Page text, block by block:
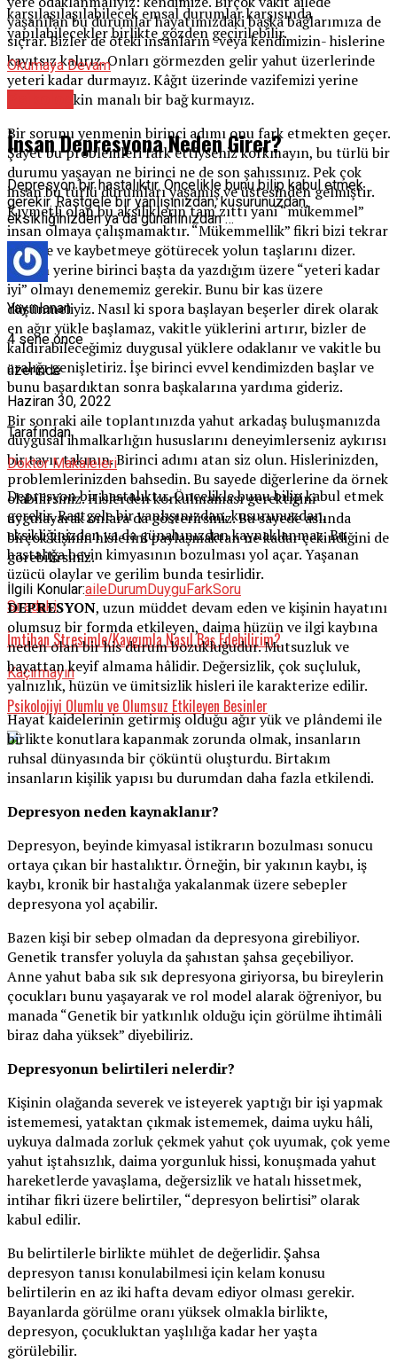
yaşanılan bu durumlar hayatımızdaki başka bağlarımıza de
sıçrar. Bizler de öteki insanların -veya kendimizin- hislerine
kayıtsız kalırız. Onları görmezden gelir yahut üzerlerinde
yeteri kadar durmayız. Kâğıt üzerinde vazifemizi yerine
getiririz lakin manalı bir bağ kurmayız.
Bir sorunu yenmenin birinci adımı onu fark etmekten geçer.
Şayet bu problemleri fark ettiyseniz korkmayın, bu türlü bir
durumu yaşayan ne birinci ne de son şahıssınız. Pek çok
insan bu türlü durumları yaşamış ve üstesinden gelmiştir.
Kıymetli olan bu aksiliklerin tam zıttı yani “mükemmel”
insan olmaya çalışmamaktır. “Mükemmellik” fikri bizi tekrar
aksiliğe ve kaybetmeye götürecek yolun taşlarını dizer.
Bunun yerine birinci başta da yazdığım üzere “yeteri kadar
iyi” olmayı denememiz gerekir. Bunu bir kas üzere
düşünmeliyiz. Nasıl ki spora başlayan beşerler direk olarak
en ağır yükle başlamaz, vakitle yüklerini artırır, bizler de
kaldırabileceğimiz duygusal yüklere odaklanır ve vakitle bu
aralığı genişletiriz. İşe birinci evvel kendimizden başlar ve
bunu başardıktan sonra başkalarına yardıma gideriz.
Bir sonraki aile toplantınızda yahut arkadaş buluşmanızda
duygusal ihmalkarlığın hususlarını deneyimlerseniz aykırısı
bir tavır takının. Birinci adımı atan siz olun. Hislerinizden,
problemlerinizden bahsedin. Bu sayede diğerlerine da örnek
olabilirsiniz. Hislerden korkulmaması gerektiğini
uygulayarak onlara da gösterirsiniz. Bu sayede aslında
birçok kişinin hislerini paylaşmaktan ne kadar çekindiğini de
görebilirsiniz.
İlgili Konular:aileDurumDuyguFarkSoru
Sıradaki
İmtihan Stresimle/Kaygımla Nasıl Baş Edebilirim?
Kaçırmayın
Psikolojiyi Olumlu ve Olumsuz Etkileyen Besinler
karşılaşılaşılabilecek emsal durumlar karşısında
yapılabilecekler birlikte gözden geçirilebilir.
Okumaya Devam
İnsan Depresyona Neden Girer?
Depresyon bir hastalıktır. Öncelikle bunu bilip kabul etmek
gerekir. Rastgele bir yanlışınızdan, kusurunuzdan,
eksikliğinizden ya da günahınızdan …
Yayınlanan
4 sene önce
üzerinde
Haziran 30, 2022
Tarafından
Doktor Makaleleri
Depresyon bir hastalıktır. Öncelikle bunu bilip kabul etmek
gerekir. Rastgele bir yanlışınızdan, kusurunuzdan,
eksikliğinizden ya da günahınızdan kaynaklanmaz. Bu
hastalığa beyin kimyasının bozulması yol açar. Yaşanan
üzücü olaylar ve gerilim bunda tesirlidir.
DEPRESYON, uzun müddet devam eden ve kişinin hayatını
olumsuz bir formda etkileyen, daima hüzün ve ilgi kaybına
neden olan bir his durum bozukluğudur. Mutsuzluk ve
hayattan keyif almama hâlidir. Değersizlik, çok suçluluk,
yalnızlık, hüzün ve ümitsizlik hisleri ile karakterize edilir.
Hayat kaidelerinin getirmiş olduğu ağır yük ve plândemi ile
birlikte konutlara kapanmak zorunda olmak, insanların
ruhsal dünyasında bir çöküntü oluşturdu. Birtakım
insanların kişilik yapısı bu durumdan daha fazla etkilendi.
Depresyon neden kaynaklanır?
Depresyon, beyinde kimyasal istikrarın bozulması sonucu
ortaya çıkan bir hastalıktır. Örneğin, bir yakının kaybı, iş
kaybı, kronik bir hastalığa yakalanmak üzere sebepler
depresyona yol açabilir.
Bazen kişi bir sebep olmadan da depresyona girebiliyor.
Genetik transfer yoluyla da şahıstan şahsa geçebiliyor.
Anne yahut baba sık sık depresyona giriyorsa, bu bireylerin
çocukları bunu yaşayarak ve rol model alarak öğreniyor, bu
manada “Genetik bir yatkınlık olduğu için görülme ihtimâli
biraz daha yüksek” diyebiliriz.
Depresyonun belirtileri nelerdir?
Kişinin olağanda severek ve isteyerek yaptığı bir işi yapmak
istememesi, yataktan çıkmak istememek, daima uyku hâli,
uykuya dalmada zorluk çekmek yahut çok uyumak, çok yeme
yahut iştahsızlık, daima yorgunluk hissi, konuşmada yahut
hareketlerde yavaşlama, değersizlik ve hatalı hissetmek,
intihar fikri üzere belirtiler, “depresyon belirtisi” olarak
kabul edilir.
Bu belirtilerle birlikte mühlet de değerlidir. Şahsa
depresyon tanısı konulabilmesi için kelam konusu
belirtilerin en az iki hafta devam ediyor olması gerekir.
Bayanlarda görülme oranı yüksek olmakla birlikte,
depresyon, çocukluktan yaşlılığa kadar her yaşta
görülebilir.